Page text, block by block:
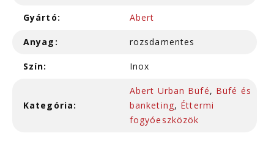
Gyártó: Abert
Anyag: rozsdamentes
Szín: Inox
Kategória:
Abert Urban Büfé, Büfé és
banketing, Éttermi
fogyóeszközök